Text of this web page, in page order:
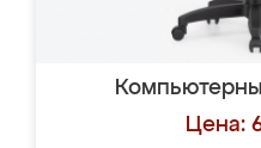
Цена: